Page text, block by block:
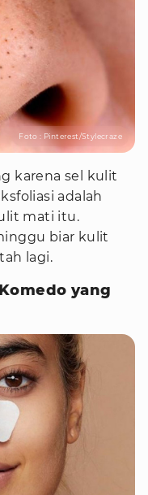
Foto : Pinterest/Stylecraze
karena sel kulit
adalah
mati itu.
biar kulit
lagi.
yang